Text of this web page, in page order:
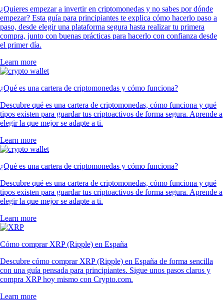
¿Quieres empezar a invertir en criptomonedas y no sabes por dónde
empezar? Esta guía para principiantes te explica cómo hacerlo paso a
paso, desde elegir una plataforma segura hasta realizar tu primera
compra, junto con buenas prácticas para hacerlo con confianza desde
el primer día.
Learn more
¿Qué es una cartera de criptomonedas y cómo funciona?
Descubre qué es una cartera de criptomonedas, cómo funciona y qué
tipos existen para guardar tus criptoactivos de forma segura. Aprende a
elegir la que mejor se adapte a ti.
Learn more
¿Qué es una cartera de criptomonedas y cómo funciona?
Descubre qué es una cartera de criptomonedas, cómo funciona y qué
tipos existen para guardar tus criptoactivos de forma segura. Aprende a
elegir la que mejor se adapte a ti.
Learn more
Cómo comprar XRP (Ripple) en España
Descubre cómo comprar XRP (Ripple) en España de forma sencilla
con una guía pensada para principiantes. Sigue unos pasos claros y
compra XRP hoy mismo con Crypto.com.
Learn more